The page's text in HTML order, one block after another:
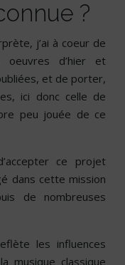
?
j’ai à coeur de
oeuvres d’hier et
et de porter,
ici donc celle de
peu jouée de ce
ce projet
dans cette mission
de nombreuses
les influences
musique classique